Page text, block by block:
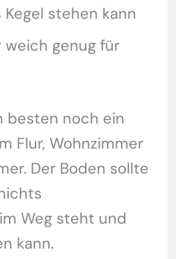
Kegel stehen kann
weich genug für
besten noch ein
Flur, Wohnzimmer
Der Boden sollte
Weg steht und
kann.